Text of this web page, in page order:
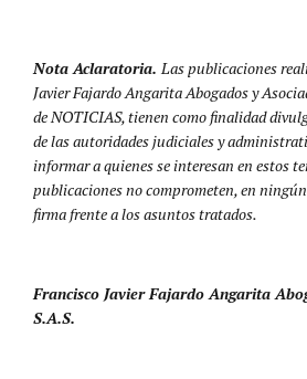
Nota Aclaratoria. Las publicaciones
Javier Fajardo Angarita Abogados y
de NOTICIAS, tienen como finalidad
de las autoridades judiciales y
informar a quienes se interesan en estos
publicaciones no comprometen, en
firma frente a los asuntos tratados.
Francisco Javier Fajardo Angarita
S.A.S.